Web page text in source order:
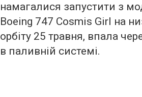
намагалися запустити з
Boeing 747 Cosmis Girl на
орбіту 25 травня, впала
в паливній системі.